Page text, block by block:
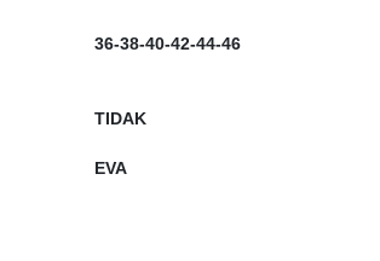
36-38-40-42-44-46
TIDAK
EVA